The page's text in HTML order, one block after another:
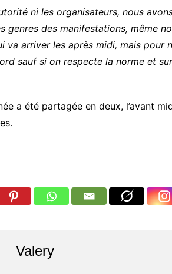
ni les organisateurs, nous
genres des manifestations, même
va arriver les après midi, mais pour
sauf si on respecte la norme et
a été partagée en deux, l’avant
Valery